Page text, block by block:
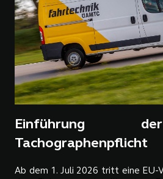
Einführung
Tachographenpflicht
Ab dem 1. Juli 2026 tritt eine EU-